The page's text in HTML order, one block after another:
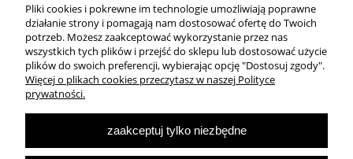
Dostawa
Moje konto
Największa Księgarnia Internetowa Po Prawej Stronie, ulubiona księgarnia
Pliki cookies i pokrewne im technologie umożliwiają poprawne
działanie strony i pomagają nam dostosować ofertę do Twoich
potrzeb. Możesz zaakceptować wykorzystanie przez nas
wszystkich tych plików i przejść do sklepu lub dostosować użycie
plików do swoich preferencji, wybierając opcję "Dostosuj zgody".
Więcej o plikach cookies przeczytasz w naszej Polityce
prywatności.
zaakceptuj tylko niezbędne